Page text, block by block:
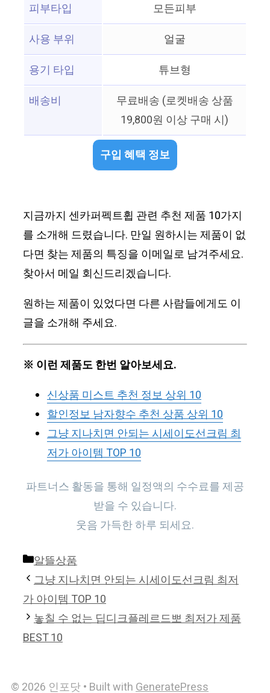
피부타입
모든피부
사용 부위
얼굴
용기 타입
튜브형
배송비
무료배송 (로켓배송 상품
19,800원 이상 구매 시)
구입 혜택 정보
지금까지 센카퍼펙트휩 관련 추천 제품 10가지
를 소개해 드렸습니다. 만일 원하시는 제품이 없
다면 찾는 제품의 특징을 이메일로 남겨주세요.
찾아서 메일 회신드리겠습니다.
원하는 제품이 있었다면 다른 사람들에게도 이
글을 소개해 주세요.
※ 이런 제품도 한번 알아보세요.
신상품 미스트 추천 정보 상위 10
할인정보 남자향수 추천 상품 상위 10
그냥 지나치면 안되는 시세이도선크림 최
저가 아이템 TOP 10
파트너스 활동을 통해 일정액의 수수료를 제공
받을 수 있습니다.
웃음 가득한 하루 되세요.
Categories
알뜰상품
그냥 지나치면 안되는 시세이도선크림 최저
가 아이템 TOP 10
놓칠 수 없는 딥디크플레르드뽀 최저가 제품
BEST 10
© 2026 인포닷• Built withGeneratePress